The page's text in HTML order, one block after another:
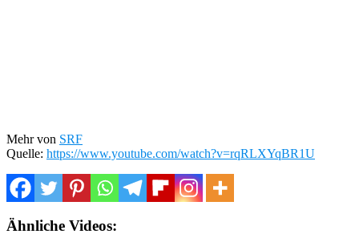
Mehr von SRF
Quelle: https://www.youtube.com/watch?v=rqRLXYqBR1U
Ähnliche Videos: